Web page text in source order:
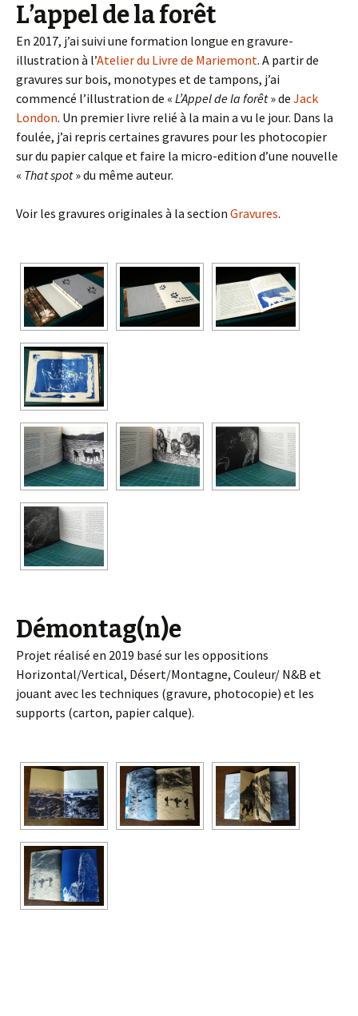
L’appel de la forêt
En 2017, j’ai suivi une formation longue en gravure-
illustration à l’Atelier du Livre de Mariemont. A partir de
gravures sur bois, monotypes et de tampons, j’ai
commencé l’illustration de « L’Appel de la forêt» de Jack
London. Un premier livre relié à la main a vu le jour. Dans la
foulée, j’ai repris certaines gravures pour les photocopier
sur du papier calque et faire la micro-edition d’une nouvelle
« That spot» du même auteur.
Voir les gravures originales à la section Gravures.
Démontag(n)e
Projet réalisé en 2019 basé sur les oppositions
Horizontal/Vertical, Désert/Montagne, Couleur/ N&B et
jouant avec les techniques (gravure, photocopie) et les
supports (carton, papier calque).